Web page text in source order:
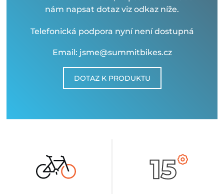
nám napsat dotaz viz odkaz níže.
Telefonická podpora nyní není dostupná
Email: jsme@summitbikes.cz
DOTAZ K PRODUKTU